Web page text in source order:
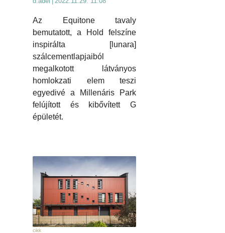
Az Equitone tavaly
bemutatott, a Hold felszíne
inspirálta [lunara]
szálcementlapjaiból
megalkotott látványos
homlokzati elem teszi
egyedivé a Millenáris Park
felújított és kibővített G
épületét.
cikk